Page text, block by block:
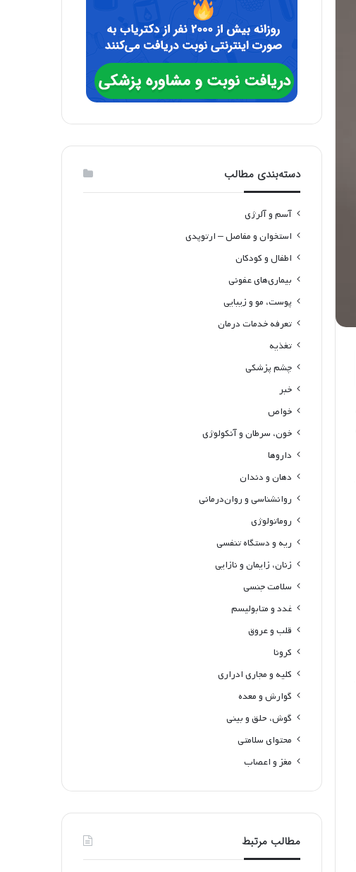
دسته‌بندی مطالب
آسم و آلرژی
استخوان و مفاصل – ارتوپدی
اطفال و کودکان
بیماری‌های عفونی
پوست، مو و زیبایی
تعرفه خدمات درمان
تغذیه
چشم پزشکی
خبر
خواص
خون، سرطان و آنکولوژی
داروها
دهان و دندان
روانشناسی و روان‌درمانی
روماتولوژی
ریه و دستگاه تنفسی
زنان، زایمان و نازایی
سلامت جنسی
غدد و متابولیسم
قلب و عروق
کرونا
کلیه و مجاری ادراری
گوارش و معده
گوش، حلق و بینی
محتوای سلامتی
مغز و اعصاب
مطالب مرتبط